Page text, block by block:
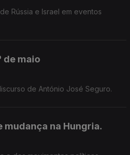
Rússia e Israel em eventos
de maio
de António José Seguro.
mudança na Hungria.